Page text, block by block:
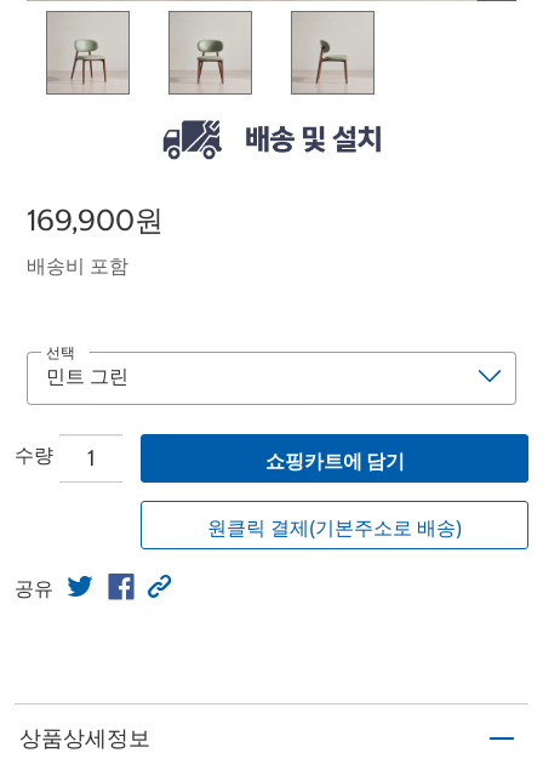
169,900원
배송비 포함
선택
수량 쇼핑카트에 담기
원클릭 결제(기본주소로 배송)
공유
상품상세정보